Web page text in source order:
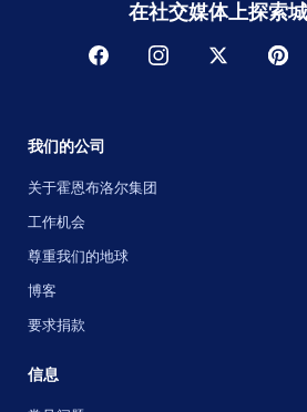
在社交媒体上探索
我们的公司
关于霍恩布洛尔集团
工作机会
尊重我们的地球
博客
要求捐款
信息